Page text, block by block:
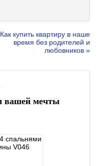
Как купить квартиру в наше
время без родителей и
любовников »
вашей мечты